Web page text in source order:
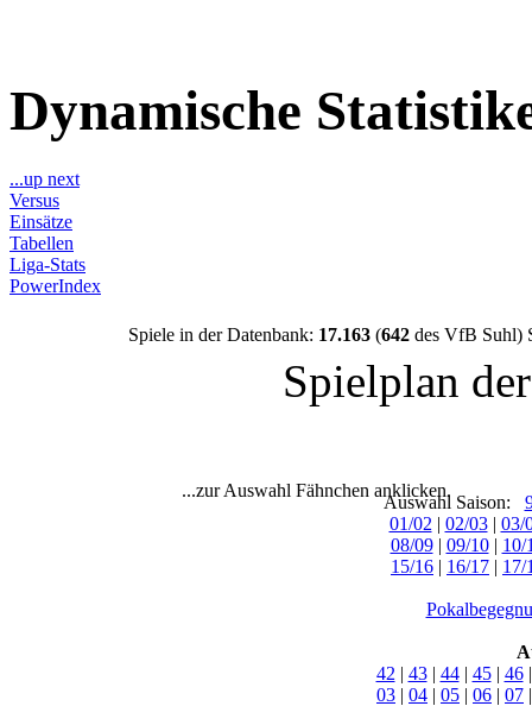
Dynamische
...up next
Versus
Einsätze
Tabellen
Liga-Stats
PowerIndex
Spiele in der Datenbank: 17.163(642des VfB Suhl)
Spielplan
...zur Auswahl Fähnchen anklicken.
Auswahl Saison:
01/02 | 02/03| 03/
08/09| 09/10| 10/
15/16 | 16/17 | 17/
42 | 43| 44| 45| 46
03 | 04 | 05 | 06 | 07